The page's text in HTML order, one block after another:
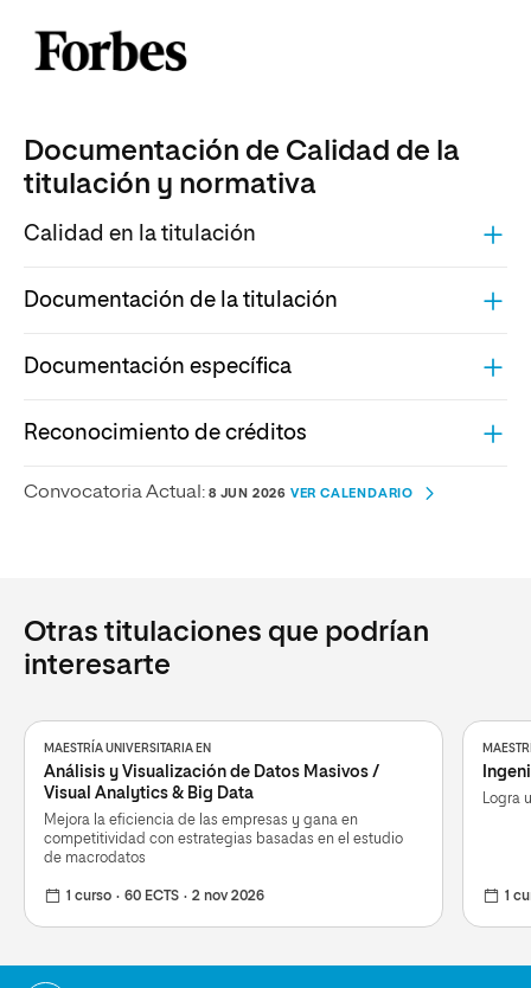
Documentación de Calidad de la
titulación y normativa
Calidad en la titulación
Documentación de la titulación
Documentación específica
Reconocimiento de créditos
Convocatoria Actual: 8 JUN 2026 VER CALENDARIO
Otras titulaciones que podrían
interesarte
MAESTRÍA UNIVERSITARIA EN
Análisis y Visualización de Datos Masivos /
Visual Analytics & Big Data
Mejora la eficiencia de las empresas y gana en
competitividad con estrategias basadas en el estudio
de macrodatos
1 curso 60 ECTS 2 nov 2026
Logra
1